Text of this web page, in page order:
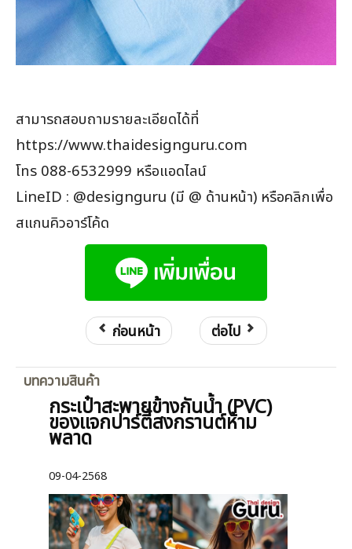
สามารถสอบถามรายละเอียดได้ที่
https://www.thaidesignguru.com
โทร 088-6532999 หรือแอดไลน์
LineID : @designguru (มี @ ด้านหน้า) หรือคลิกเพื่อ
สแกนคิวอาร์โค้ด
ก่อนหน้า ต่อไป
บทความสินค้า
กระเป๋าสะพายข้างกันน้ำ (PVC)
ของแจกปาร์ตี้สงกรานต์ห้าม
พลาด
09-04-2568